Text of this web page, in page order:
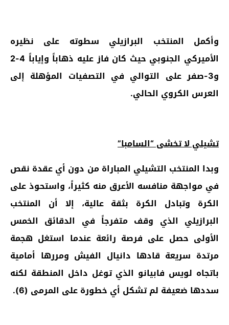
وأكمل المنتخب البرازيلي سطوته على نظيره
الأميركي الجنوبي حيث كان فاز عليه ذهاباً وإياباً 4-2
و3-صفر على التوالي في التصفيات المؤهلة إلى
العرس الكروي الحالي.
تشيلي لا تخشى “السامبا”
وبدا المنتخب التشيلي المباراة من دون أي عقدة نقص
في مواجهة منافسه الأعرق منه كثيراً، واستحوذ على
الكرة وتبادل الكرة بثقة عالية، إلا أن المنتخب
البرازيلي الذي وقف متفرجاً في الدقائق الخمس
الأولى حصل على فرصة رائعة عندما استغل هجمة
مرتدة سريعة قادها دانيال الفيش ومررها أمامية
باتجاه لويس فابيانو الذي توغل داخل المنطقة لكنه
سددها ضعيفة لم تشكل أي خطورة على المرمى (6).